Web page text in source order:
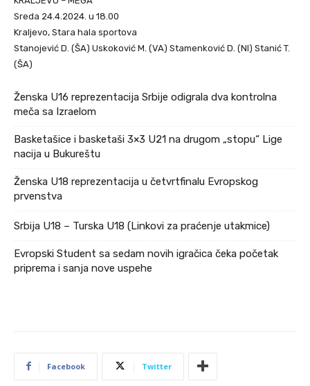
Sreda 24.4.2024. u 18.00
Kraljevo, Stara hala sportova
Stanojević D. (ŠA) Uskoković M. (VA) Stamenković D. (NI) Stanić T.
(ŠA)
Ženska U16 reprezentacija Srbije odigrala dva kontrolna
meča sa Izraelom
Basketašice i basketaši 3×3 U21 na drugom „stopu“ Lige
nacija u Bukureštu
Ženska U18 reprezentacija u četvrtfinalu Evropskog
prvenstva
Srbija U18 – Turska U18 (Linkovi za praćenje utakmice)
Evropski Student sa sedam novih igračica čeka početak
priprema i sanja nove uspehe
Facebook Twitter